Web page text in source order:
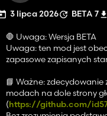
3 lipca 2026 BETA 7
🛑 Uwaga: Wersja BETA
Uwaga: ten mod jest
zapasowe zapisanych
📘 Ważne:
modach na dole strony
(https://github.com/